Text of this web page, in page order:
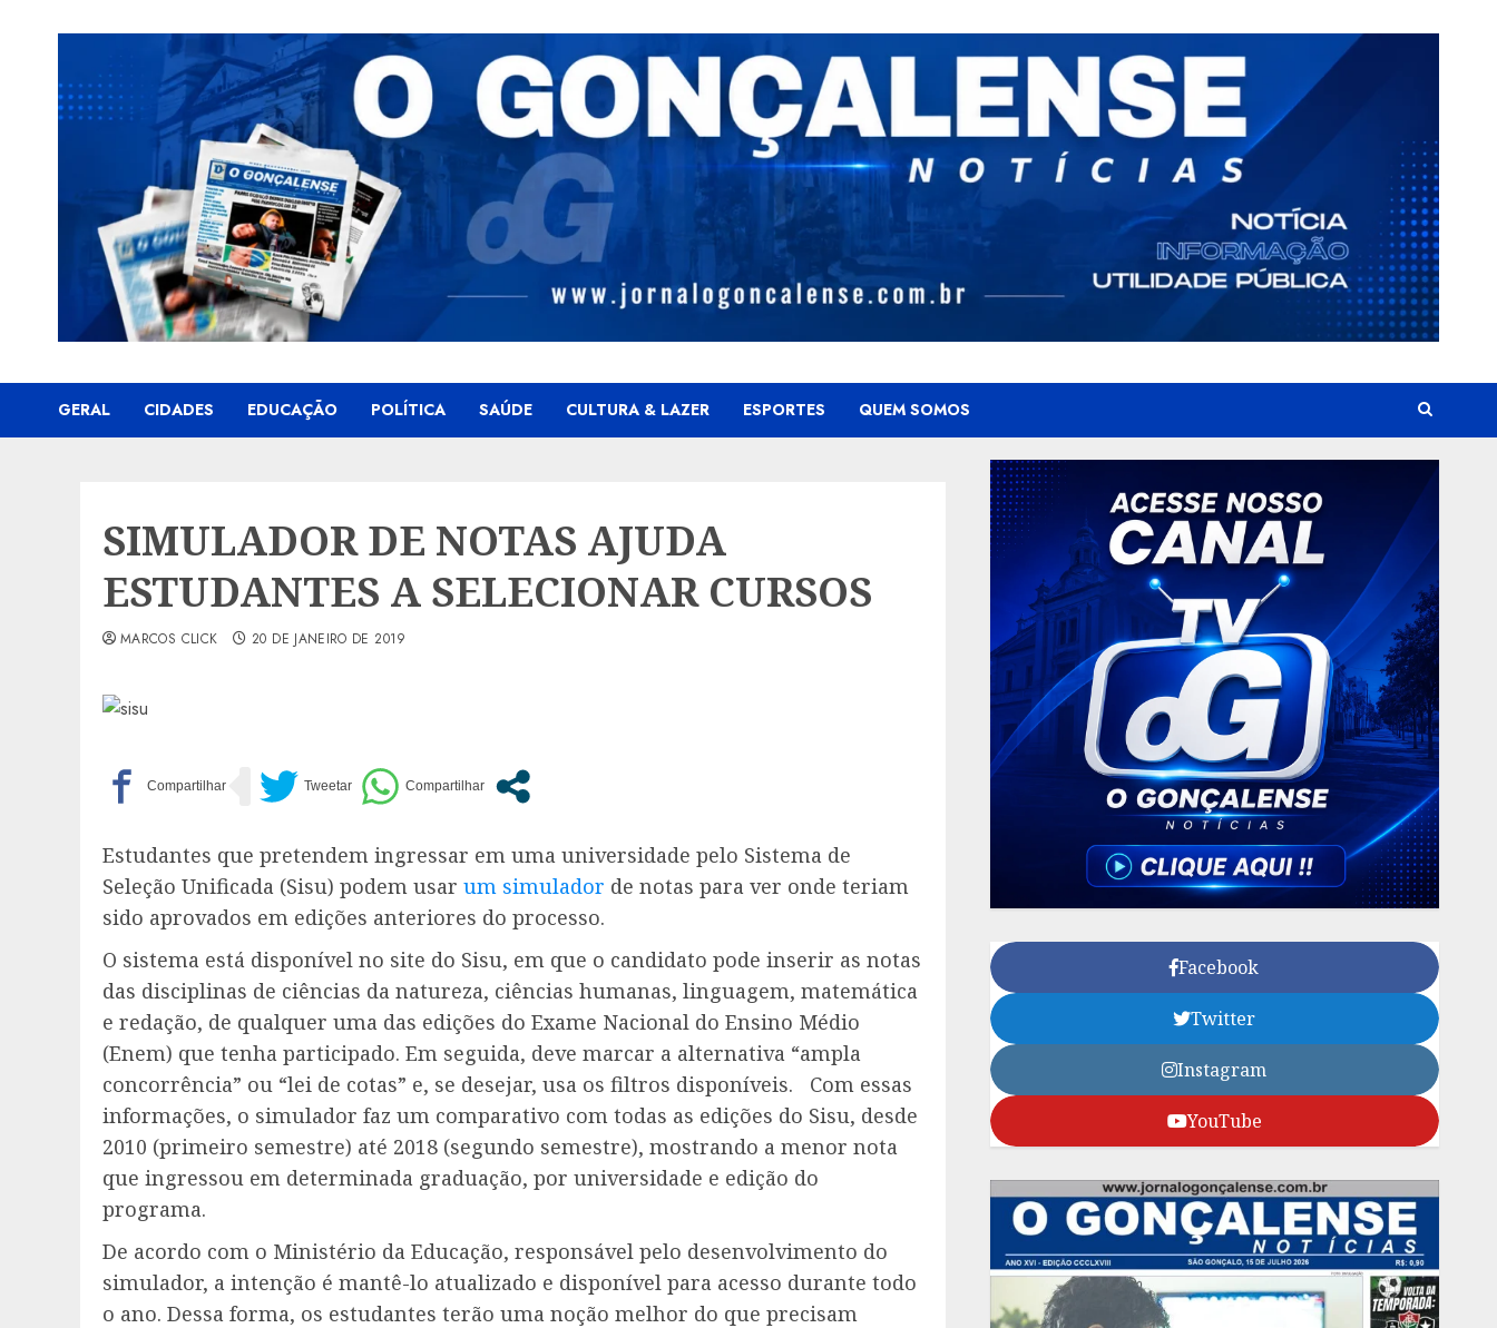
GERAL CIDADES EDUCAÇÃO POLÍTICA SAÚDE CULTURA & LAZER ESPORTES QUEM SOMOS
SIMULADOR DE NOTAS AJUDA
ESTUDANTES A SELECIONAR CURSOS
MARCOS CLICK 20 DE JANEIRO DE 2019
Estudantes que pretendem ingressar em uma universidade pelo Sistema de
Seleção Unificada (Sisu) podem usar um simulador de notas para ver onde teriam
sido aprovados em edições anteriores do processo.
O sistema está disponível no site do Sisu, em que o candidato pode inserir as notas
das disciplinas de ciências da natureza, ciências humanas, linguagem, matemática
e redação, de qualquer uma das edições do Exame Nacional do Ensino Médio
(Enem) que tenha participado. Em seguida, deve marcar a alternativa “ampla
concorrência” ou “lei de cotas” e, se desejar, usa os filtros disponíveis. Com essas
informações, o simulador faz um comparativo com todas as edições do Sisu, desde
2010 (primeiro semestre) até 2018 (segundo semestre), mostrando a menor nota
que ingressou em determinada graduação, por universidade e edição do
programa.
De acordo com o Ministério da Educação, responsável pelo desenvolvimento do
simulador, a intenção é mantê-lo atualizado e disponível para acesso durante todo
o ano. Dessa forma, os estudantes terão uma noção melhor do que precisam
Facebook
Twitter
Instagram
YouTube